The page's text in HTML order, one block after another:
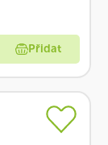
Přidat